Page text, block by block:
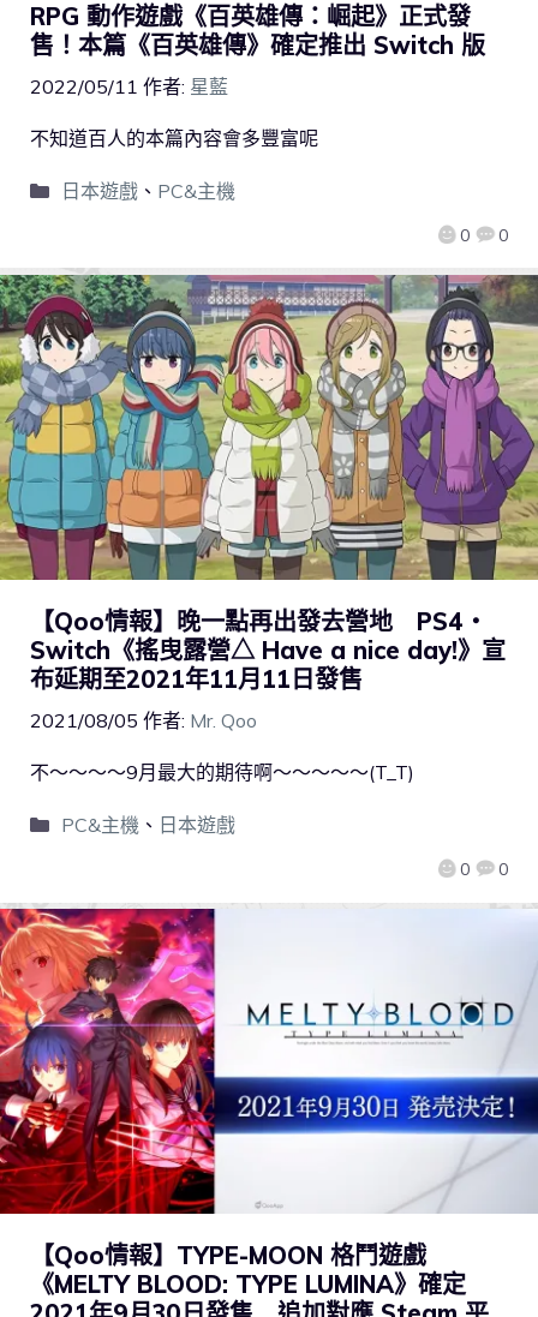
RPG 動作遊戲《百英雄傳：崛起》正式發
售！本篇《百英雄傳》確定推出 Switch 版
2022/05/11 作者: 星藍
0 0
不知道百人的本篇內容會多豐富呢
日本遊戲、 PC&主機
【Qoo情報】晚一點再出發去營地 PS4・
Switch《搖曳露營△ Have a nice day!》宣
布延期至2021年11月11日發售
2021/08/05 作者: Mr. Qoo
0 0
不～～～～9月最大的期待啊～～～～～(T_T)
PC&主機、 日本遊戲
【Qoo情報】TYPE-MOON 格鬥遊戲
《MELTY BLOOD: TYPE LUMINA》確定